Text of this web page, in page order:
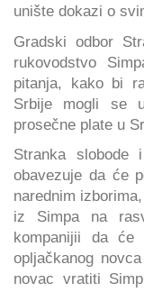
unište dokazi o
Gradski odbor
rukovodstvo
pitanja, kako bi
Srbije mogli se
prosečne plate u
Stranka slobode
obavezuje da će
narednim
iz Simpa na
kompanijii da će
opljačkanog
novac vratiti